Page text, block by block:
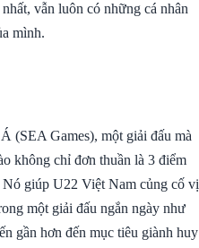
vẫn luôn có những cá nhân
mình.
(SEA Games), một giải đấu mà
không chỉ đơn thuần là 3 điểm
Nó giúp U22 Việt Nam củng cố vị
một giải đấu ngắn ngày như
gần hơn đến mục tiêu giành huy